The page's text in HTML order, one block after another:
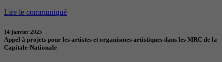
Lire le communiqué
14 janvier 2025
Appel à projets pour les artistes et organismes artistiques dans les MRC de la
Capitale-Nationale